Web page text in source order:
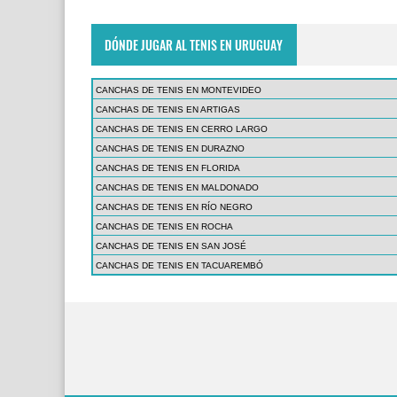
DÓNDE JUGAR AL TENIS EN URUGUAY
CANCHAS DE TENIS EN MONTEVIDEO
CANCHAS DE TENIS EN ARTIGAS
CANCHAS DE TENIS EN CERRO LARGO
CANCHAS DE TENIS EN DURAZNO
CANCHAS DE TENIS EN FLORIDA
CANCHAS DE TENIS EN MALDONADO
CANCHAS DE TENIS EN RÍO NEGRO
CANCHAS DE TENIS EN ROCHA
CANCHAS DE TENIS EN SAN JOSÉ
CANCHAS DE TENIS EN TACUAREMBÓ